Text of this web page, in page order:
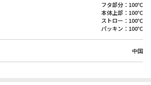
フタ部分：100℃
本体上部：100℃
ストロー：100℃
パッキン：100℃
中国